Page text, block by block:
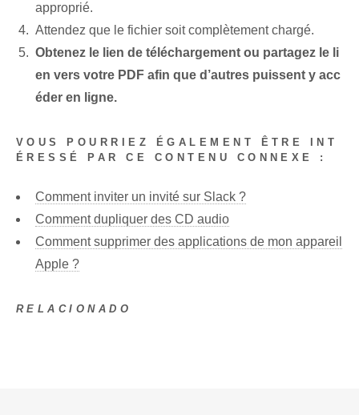
approprié.
Attendez que le fichier soit complètement chargé.
Obtenez le lien de téléchargement ou partagez le li
en vers votre PDF afin que d’autres puissent y acc
éder en ligne.
VOUS POURRIEZ ÉGALEMENT ÊTRE INT
ÉRESSÉ PAR CE CONTENU CONNEXE :
Comment inviter un invité sur Slack ?
Comment dupliquer des CD audio
Comment supprimer des applications de mon appareil
Apple ?
RELACIONADO